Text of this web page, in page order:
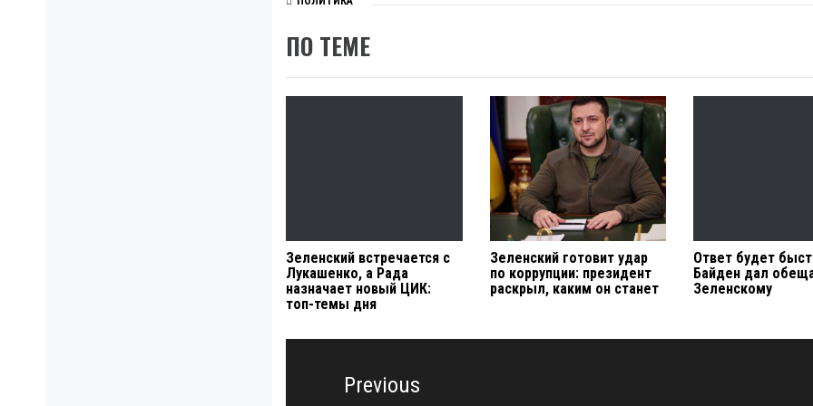
ПО ТЕМЕ
Зеленский встречается с
Лукашенко, а Рада
назначает новый ЦИК:
топ-темы дня
Зеленский готовит удар
по коррупции: президент
раскрыл, каким он станет
Ответ будет
Байден дал
Зеленскому
Навигация
записямPrevious